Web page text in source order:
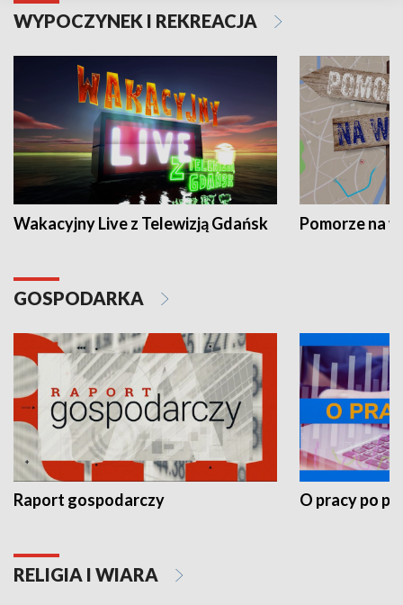
WYPOCZYNEK I REKREACJA
Wakacyjny Live z Telewizją Gdańsk Pomorze na
GOSPODARKA
Raport gospodarczy O pracy po
RELIGIA I WIARA